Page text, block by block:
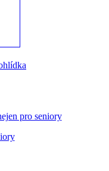
pro seniory